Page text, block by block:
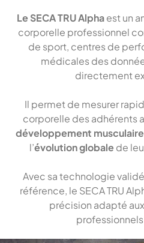
Le SECA TRU Alphaest un
corporelle professionnel
de sport, centres de
médicales des
directement
Il permet de mesurer
corporelle des adhérents
développement musculaire
l’évolution globale de
Avec sa technologie
référence, le SECA TRU
précision adapté